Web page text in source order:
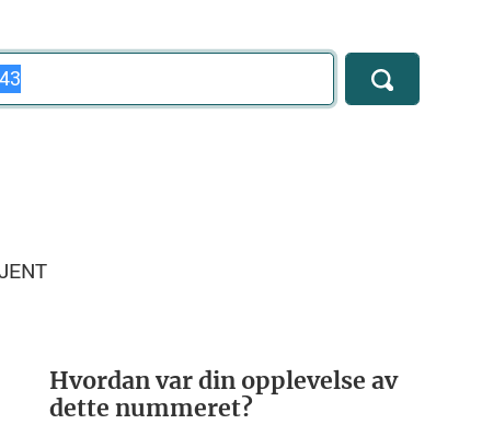
Hvordan var din opplevelse av
dette nummeret?